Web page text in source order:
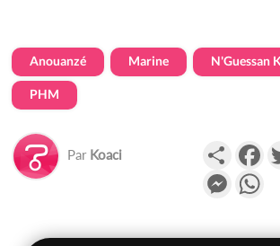
Anouanzé Marine N'Guessan
PHM
Par Koaci